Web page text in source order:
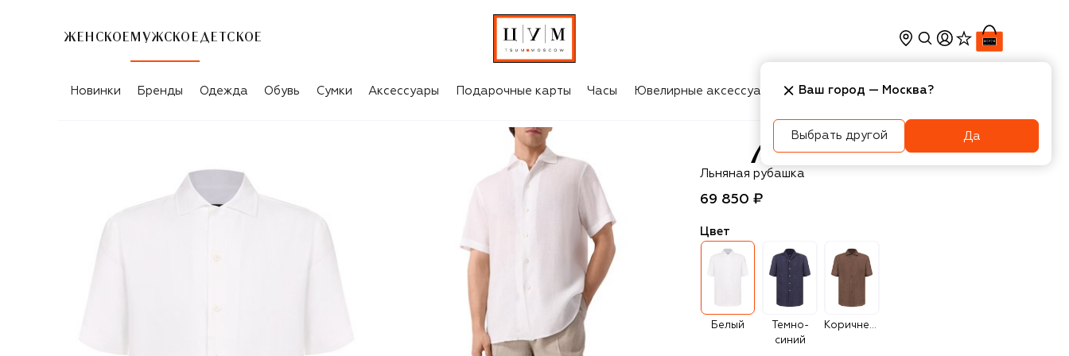
ЖЕНСКОЕ МУЖСКОЕ ДЕТСКОЕ
Новинки Бренды Одежда Обувь Сумки Аксессуары Подарочные карты Часы Ювелирные аксессуары Косметика Интерьер
Brioni
Льняная рубашка
69 850 ₽
Цвет
Белый
Темно-
синий
Коричневый
Ваш город — Москва?
Выбрать другой Да